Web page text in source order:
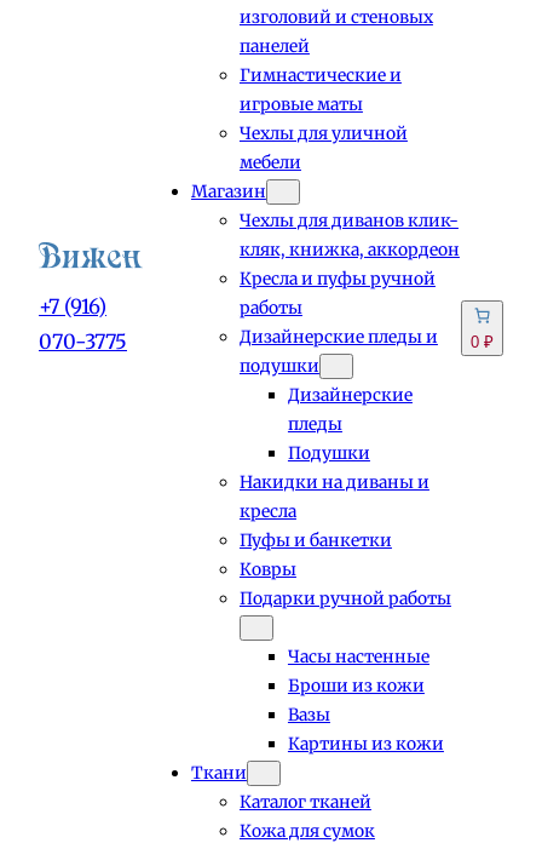
+7 (916)
070-3775
изголовий и стеновых
панелей
Гимнастические и
игровые маты
Чехлы для уличной
мебели
Магазин
Чехлы для диванов клик-
кляк, книжка, аккордеон
Кресла и пуфы ручной
работы
Дизайнерские пледы и
подушки
Дизайнерские
пледы
Подушки
Накидки на диваны и
кресла
Пуфы и банкетки
Ковры
Подарки ручной работы
Часы настенные
Броши из кожи
Вазы
Картины из кожи
Ткани
Каталог тканей
Кожа для сумок
0 ₽